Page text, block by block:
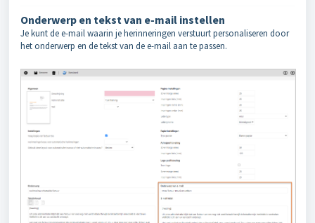
Onderwerp en tekst van e-mail instellen
Je kunt de e-mail waarin je herinneringen verstuurt personaliseren door
het onderwerp en de tekst van de e-mail aan te passen.